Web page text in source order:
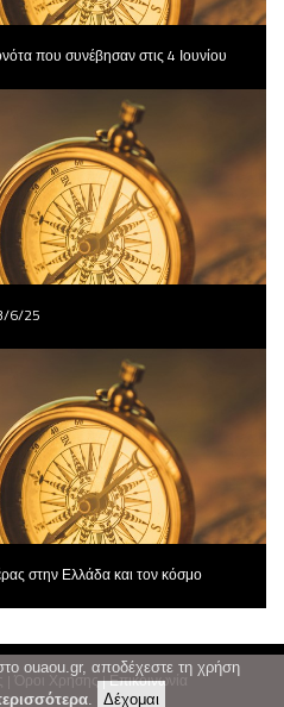
που συνέβησαν στις 4 Ιουνίου
6/25
στην Ελλάδα και τον κόσμο
|Όροι Χρήσης|Επικοινωνία
ouaou.gr, αποδέχεστε τη χρήση
.